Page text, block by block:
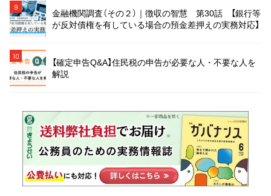
9
金融機関調査（その２）｜徴収の智慧 第30話 【銀行等
が反対債権を有している場合の預金差押えの実務対応】
10
【確定申告Q&A】住民税の申告が必要な人・不要な人を
解説